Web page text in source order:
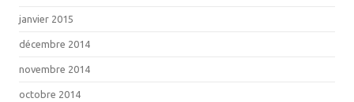
janvier 2015
décembre 2014
novembre 2014
octobre 2014